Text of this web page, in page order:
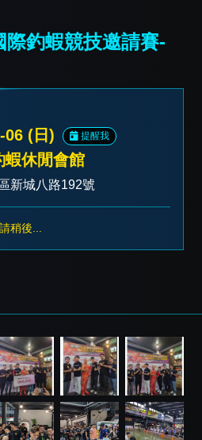
釣蝦競技邀請賽-
06 (日) 提醒我
蝦休閒會館
新城八路192號
稍後...